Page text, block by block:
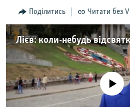
навігації
Перейти
до
пошуку
БЛОГИ
ПОГЛЯД
ІНТЕРВ'Ю
ВСЕ ЗА ДЕНЬ
СПЕЦПРОЕКТИ
ЯК ОБІЙТИ БЛОКУВАННЯ
Поділитись Читати без
No media source